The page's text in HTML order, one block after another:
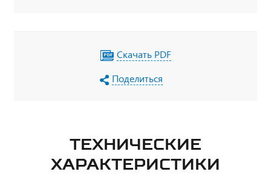
Скачать PDF
Поделиться
ТЕХНИЧЕСКИЕ
ХАРАКТЕРИСТИКИ